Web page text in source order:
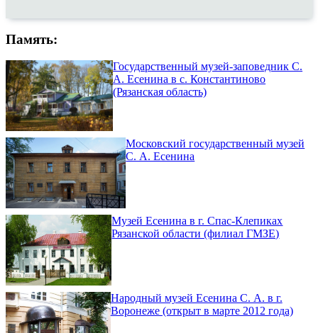
Память:
Государственный музей-заповедник С.
А. Есенина в с. Константиново
(Рязанская область)
Московский государственный музей
С. А. Есенина
Музей Есенина в г. Спас-Клепиках
Рязанской области (филиал ГМЗЕ)
Народный музей Есенина С. А. в г.
Воронеже (открыт в марте 2012 года)